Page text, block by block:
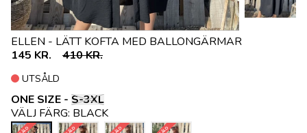
ELLEN - LÄTT KOFTA MED BALLONGÄRMAR
ONE SIZE - S-3XL
UTSÅLD
145 KR. 410 KR.
VÄLJ FÄRG: BLACK